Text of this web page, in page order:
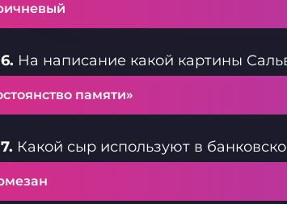
На написание какой картины
памяти»
Какой сыр используют в